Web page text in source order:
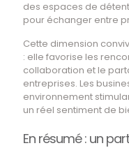
des espaces de
pour échanger entre
Cette dimension
: elle favorise les
collaboration et le
entreprises. Les
environnement
un réel sentiment de
En résumé : un